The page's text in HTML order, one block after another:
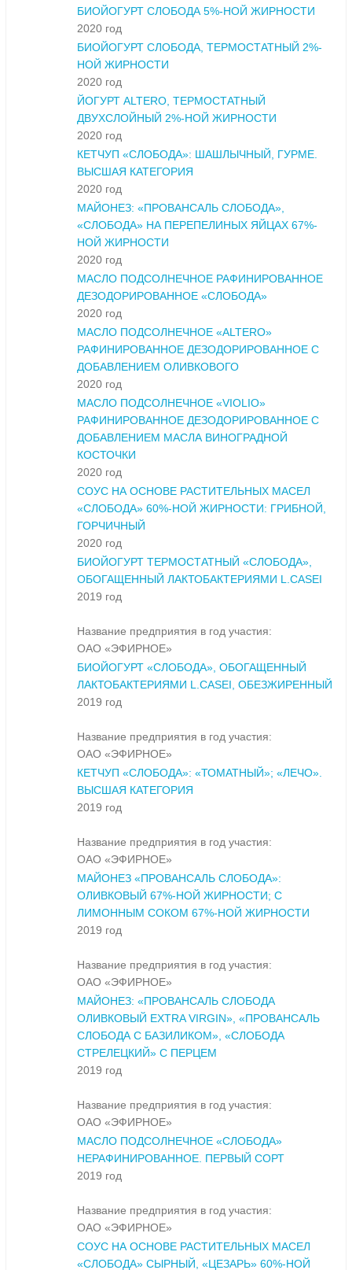
БИОЙОГУРТ СЛОБОДА 5%-НОЙ ЖИРНОСТИ
2020 год
БИОЙОГУРТ СЛОБОДА, ТЕРМОСТАТНЫЙ 2%-
НОЙ ЖИРНОСТИ
2020 год
ЙОГУРТ ALTERO, ТЕРМОСТАТНЫЙ
ДВУХСЛОЙНЫЙ 2%-НОЙ ЖИРНОСТИ
2020 год
КЕТЧУП «СЛОБОДА»: ШАШЛЫЧНЫЙ, ГУРМЕ.
ВЫСШАЯ КАТЕГОРИЯ
2020 год
МАЙОНЕЗ: «ПРОВАНСАЛЬ СЛОБОДА»,
«СЛОБОДА» НА ПЕРЕПЕЛИНЫХ ЯЙЦАХ 67%-
НОЙ ЖИРНОСТИ
2020 год
МАСЛО ПОДСОЛНЕЧНОЕ РАФИНИРОВАННОЕ
ДЕЗОДОРИРОВАННОЕ «СЛОБОДА»
2020 год
МАСЛО ПОДСОЛНЕЧНОЕ «ALTERO»
РАФИНИРОВАННОЕ ДЕЗОДОРИРОВАННОЕ С
ДОБАВЛЕНИЕМ ОЛИВКОВОГО
2020 год
МАСЛО ПОДСОЛНЕЧНОЕ «VIOLIO»
РАФИНИРОВАННОЕ ДЕЗОДОРИРОВАННОЕ С
ДОБАВЛЕНИЕМ МАСЛА ВИНОГРАДНОЙ
КОСТОЧКИ
2020 год
СОУС НА ОСНОВЕ РАСТИТЕЛЬНЫХ МАСЕЛ
«СЛОБОДА» 60%-НОЙ ЖИРНОСТИ: ГРИБНОЙ,
ГОРЧИЧНЫЙ
2020 год
БИОЙОГУРТ ТЕРМОСТАТНЫЙ «СЛОБОДА»,
ОБОГАЩЕННЫЙ ЛАКТОБАКТЕРИЯМИ L.CASEI
2019 год
Название предприятия в год участия:
ОАО «ЭФИРНОЕ»
БИОЙОГУРТ «СЛОБОДА», ОБОГАЩЕННЫЙ
ЛАКТОБАКТЕРИЯМИ L.CASEI, ОБЕЗЖИРЕННЫЙ
2019 год
Название предприятия в год участия:
ОАО «ЭФИРНОЕ»
КЕТЧУП «СЛОБОДА»: «ТОМАТНЫЙ»; «ЛЕЧО».
ВЫСШАЯ КАТЕГОРИЯ
2019 год
Название предприятия в год участия:
ОАО «ЭФИРНОЕ»
МАЙОНЕЗ «ПРОВАНСАЛЬ СЛОБОДА»:
ОЛИВКОВЫЙ 67%-НОЙ ЖИРНОСТИ; С
ЛИМОННЫМ СОКОМ 67%-НОЙ ЖИРНОСТИ
2019 год
Название предприятия в год участия:
ОАО «ЭФИРНОЕ»
МАЙОНЕЗ: «ПРОВАНСАЛЬ СЛОБОДА
ОЛИВКОВЫЙ EXTRA VIRGIN», «ПРОВАНСАЛЬ
СЛОБОДА С БАЗИЛИКОМ», «СЛОБОДА
СТРЕЛЕЦКИЙ» С ПЕРЦЕМ
2019 год
Название предприятия в год участия:
ОАО «ЭФИРНОЕ»
МАСЛО ПОДСОЛНЕЧНОЕ «СЛОБОДА»
НЕРАФИНИРОВАННОЕ. ПЕРВЫЙ СОРТ
2019 год
Название предприятия в год участия:
ОАО «ЭФИРНОЕ»
СОУС НА ОСНОВЕ РАСТИТЕЛЬНЫХ МАСЕЛ
«СЛОБОДА» СЫРНЫЙ, «ЦЕЗАРЬ» 60%-НОЙ